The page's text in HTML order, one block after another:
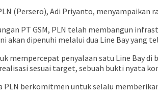
(Persero), Adi Priyanto, menyampaikan
PT GSM, PLN telah membangun
akan dipenuhi melalui dua Line Bay yang
mempercepat penyalaan satu Line Bay
sesuai target, sebuah bukti nyata
PLN berkomitmen untuk selalu